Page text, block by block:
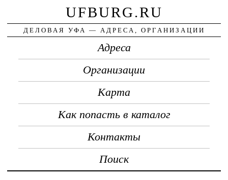
UFBURG.RU
ДЕЛОВАЯ УФА — АДРЕСА, ОРГАНИЗАЦИИ
Адреса
Организации
Карта
Как попасть в каталог
Контакты
Поиск